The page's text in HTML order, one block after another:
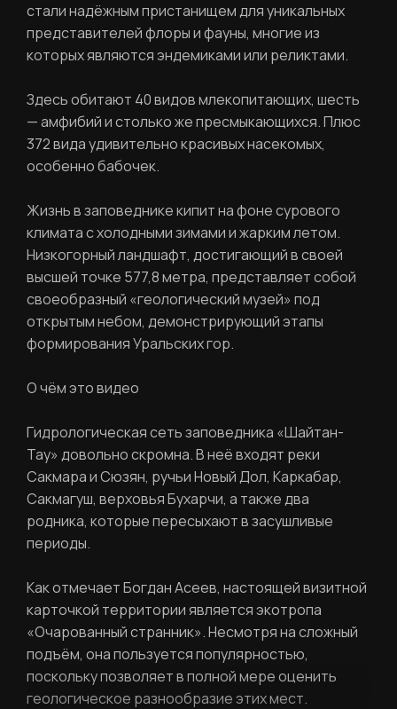
стали надёжным пристанищем для уникальных
представителей флоры и фауны, многие из
которых являются эндемиками или реликтами.
Здесь обитают 40 видов млекопитающих, шесть
— амфибий и столько же пресмыкающихся. Плюс
372 вида удивительно красивых насекомых,
особенно бабочек.
Жизнь в заповеднике кипит на фоне сурового
климата с холодными зимами и жарким летом.
Низкогорный ландшафт, достигающий в своей
высшей точке 577,8 метра, представляет собой
своеобразный «геологический музей» под
открытым небом, демонстрирующий этапы
формирования Уральских гор.
О чём это видео
Гидрологическая сеть заповедника «Шайтан-
Тау» довольно скромна. В неё входят реки
Сакмара и Сюзян, ручьи Новый Дол, Каркабар,
Сакмагуш, верховья Бухарчи, а также два
родника, которые пересыхают в засушливые
периоды.
Как отмечает Богдан Асеев, настоящей визитной
карточкой территории является экотропа
«Очарованный странник». Несмотря на сложный
подъём, она пользуется популярностью,
поскольку позволяет в полной мере оценить
геологическое разнообразие этих мест.
ЛИЧНЫЙ КАБИНЕТ
Пароль
Забыли пароль?
Регистрация
Ваше имя
Фамилия
Ваш email
Задайте пароль
Повторите пароль
Нажимая кнопку «Отправить», вы
соглашаетесь с
Отправить
Вход в личный кабинет
ВОССТАНОВИТЬ ПАРОЛЬ
Вход в личный кабинет